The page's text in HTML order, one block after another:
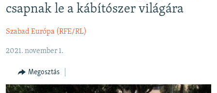
oldalra
Ugrás
PODCASTOK
VIDEÓK
ELEMZŐ
NER15
SZABADON
csapnak le a kábítószer világára
Szabad Európa (RFE/RL)
2021. november 1.
Megosztás